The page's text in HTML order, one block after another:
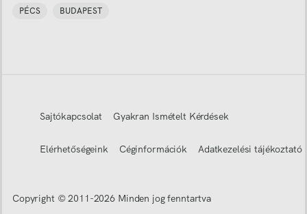
PÉCS BUDAPEST
Sajtókapcsolat Gyakran Ismételt Kérdések
Elérhetőségeink Céginformációk Adatkezelési tájékoztató
Copyright © 2011-2026 Minden jog fenntartva